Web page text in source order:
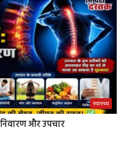
स्वास्थ्य
और उपचार